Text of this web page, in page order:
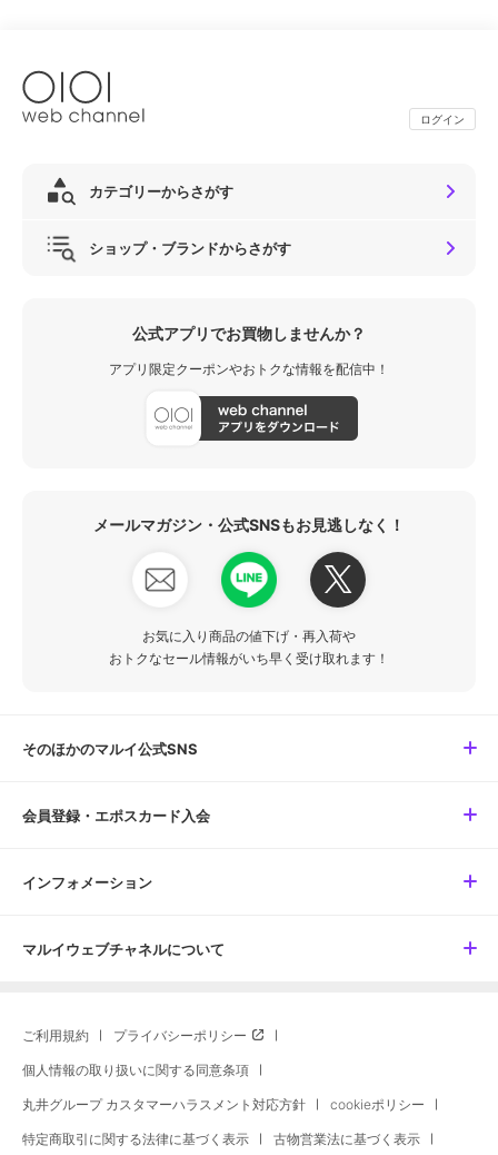
ログイン
カテゴリーからさがす
ショップ・ブランドからさがす
公式アプリでお買物しませんか？
アプリ限定クーポンやおトクな情報を配信中！
メールマガジン・公式SNSもお見逃しなく！
お気に入り商品の値下げ・再入荷や
おトクなセール情報がいち早く受け取れます！
そのほかのマルイ公式SNS
会員登録・エポスカード入会
インフォメーション
マルイウェブチャネルについて
ご利用規約 プライバシーポリシー
個人情報の取り扱いに関する同意条項
丸井グループ カスタマーハラスメント対応方針 cookieポリシー
特定商取引に関する法律に基づく表示 古物営業法に基づく表示